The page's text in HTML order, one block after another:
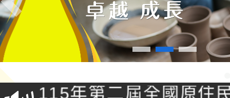
Previous
轉知桃園市政府交通局
共運輸服務，鼓勵民眾
115年第二屆全國原住